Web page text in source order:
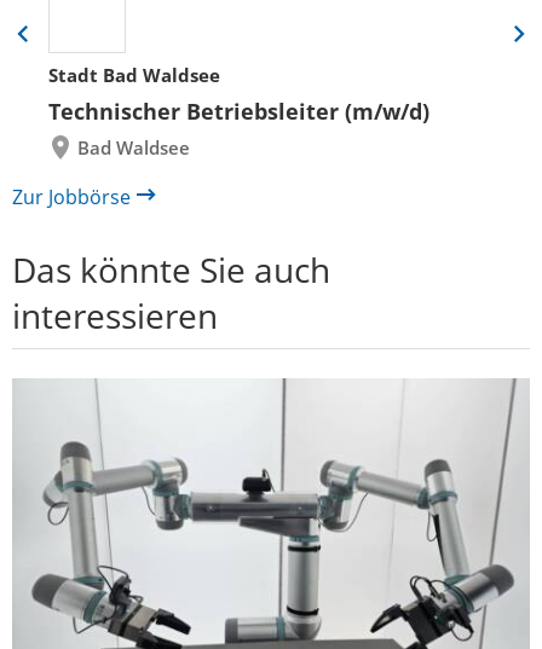
Stadt Bad Waldsee
Technischer Betriebsleiter (m/w/d)
Bad Waldsee
Folie
zurück
Eine
Zur Jobbörse
Das könnte Sie auch
interessieren